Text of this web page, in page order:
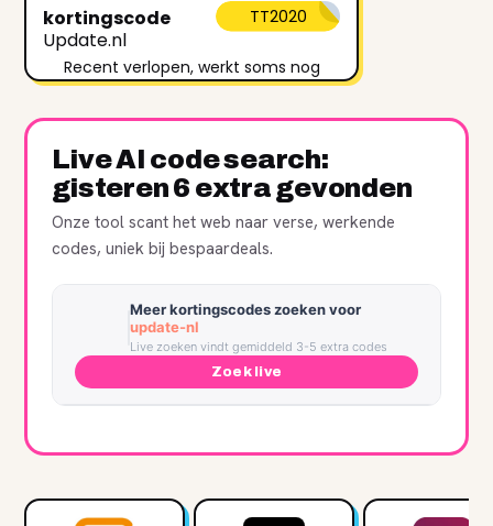
kortingscode
Update.nl
TT2020
Recent verlopen, werkt soms nog
Live AI code search:
gisteren 6 extra gevonden
Onze tool scant het web naar verse, werkende
codes, uniek bij bespaardeals.
Meer kortingscodes zoeken voor
update-nl
Live zoeken vindt gemiddeld 3-5 extra codes
Zoek live